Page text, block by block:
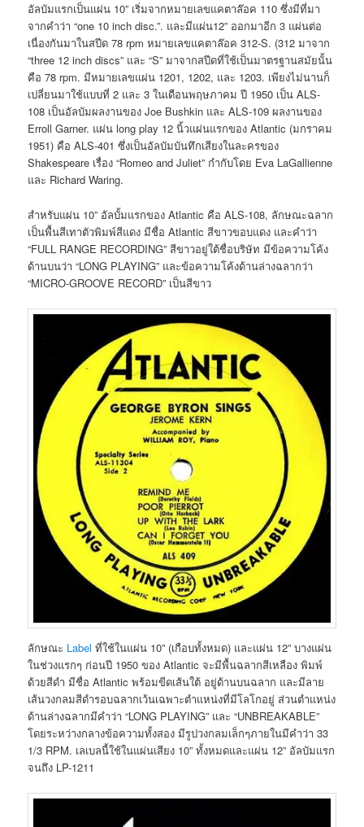
อัลบัมแรกเป็นแผ่น 10” เริ่มจากหมายเลขแคตาล๊อค 110 ซึ่งมีที่มา
จากคำว่า “one 10 inch disc.”. และมีแผ่น12” ออกมาอีก 3 แผ่นต่อ
เนื่องกันมาในสปีด 78 rpm หมายเลขแคตาล๊อค 312-S. (312 มาจาก
“three 12 inch discs” และ “S” มาจากสปีดที่ใช้เป็นมาตรฐานสมัยนั้น
คือ 78 rpm. มีหมายเลขแผ่น 1201, 1202, และ 1203. เพียงไม่นานก็
เปลี่ยนมาใช้แบบที่ 2 และ 3 ในเดือนพฤษภาคม ปี 1950 เป็น ALS-
108 เป็นอัลบัมผลงานของ Joe Bushkin และ ALS-109 ผลงานของ
Erroll Garner. แผ่น long play 12 นิ้วแผ่นแรกของ Atlantic (มกราคม
1951) คือ ALS-401 ซึ่งเป็นอัลบัมบันทึกเสียงในละครของ
Shakespeare เรื่อง “Romeo and Juliet” กำกับโดย Eva LaGallienne
และ Richard Waring.
สำหรับแผ่น 10” อัลบั้มแรกของ Atlantic คือ ALS-108, ลักษณะฉลาก
เป็นพื้นสีเทาตัวพิมพ์สีแดง มีชื่อ Atlantic สีขาวขอบแดง และคำว่า
“FULL RANGE RECORDING” สีขาวอยู่ใต้ชื่อบริษัท มีข้อความโค้ง
ด้านบนว่า “LONG PLAYING” และข้อความโค้งด้านล่างฉลากว่า
“MICRO-GROOVE RECORD” เป็นสีขาว
ลักษณะ Label ที่ใช้ในแผ่น 10” (เกือบทั้งหมด) และแผ่น 12” บางแผ่น
ในช่วงแรกๆ ก่อนปี 1950 ของ Atlantic จะมีพื้นฉลากสีเหลือง พิมพ์
ด้วยสีดำ มีชื่อ Atlantic พร้อมขีดเส้นใต้ อยู่ด้านบนฉลาก และมีลาย
เส้นวงกลมสีดำรอบฉลากเว้นเฉพาะตำแหน่งที่มีโลโกอยู่ ส่วนตำแหน่ง
ด้านล่างฉลากมีคำว่า “LONG PLAYING” และ “UNBREAKABLE”
โดยระหว่างกลางข้อความทั้งสอง มีรูปวงกลมเล็กๆภายในมีคำว่า 33
1/3 RPM. เลเบลนี้ใช้ในแผ่นเสียง 10” ทั้งหมดและแผ่น 12” อัลบัมแรก
จนถึง LP-1211